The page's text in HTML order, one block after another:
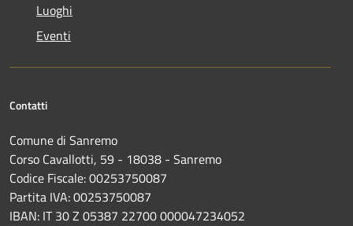
Luoghi
Eventi
Contatti
Comune di Sanremo
Corso Cavallotti, 59 - 18038 - Sanremo
Codice Fiscale: 00253750087
Partita IVA: 00253750087
IBAN: IT 30 Z 05387 22700 000047234052